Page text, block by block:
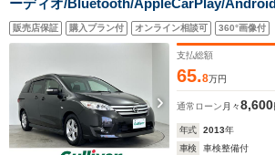
ーディオ/Bluetooth/AppleCarPlay/
ワースライドドア/バックカメラ/ETC/LED
純正アルミホイール/スマートキー/パワーウ
販売店保証 購入プラン付 オンライン相談可 360°画像付
支払総額
65.8万円
通常ローン 月々8,600
年式 2013年
車検
車検整備付